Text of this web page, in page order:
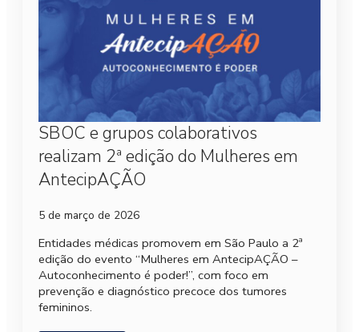
SBOC e grupos colaborativos
realizam 2ª edição do Mulheres em
AntecipAÇÃO
5 de março de 2026
Entidades médicas promovem em São Paulo a 2ª
edição do evento “Mulheres em AntecipAÇÃO –
Autoconhecimento é poder!”, com foco em
prevenção e diagnóstico precoce dos tumores
femininos.